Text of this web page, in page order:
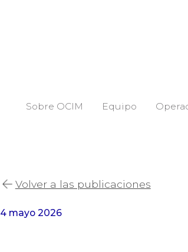
Sobre OCIM Equipo
Volver a las publicaciones
4 mayo 2026